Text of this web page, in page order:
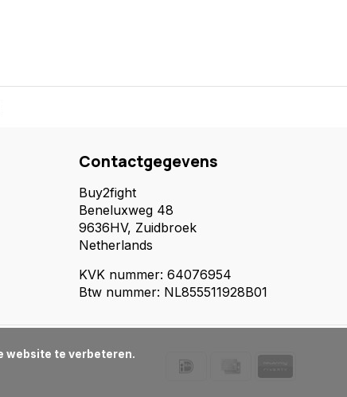
Contactgegevens
Buy2fight
Beneluxweg 48
9636HV, Zuidbroek
Netherlands
KVK nummer: 64076954
Btw nummer: NL855511928B01